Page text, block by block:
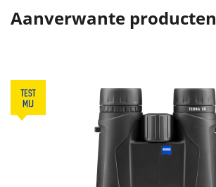
Aanverwante producten